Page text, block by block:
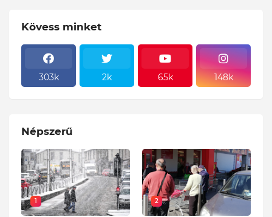
Kövess minket
303k 2k 65k 148k
Népszerű
1 2